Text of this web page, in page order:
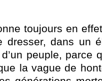
toujours en
dresser, dans un
peuple, parce
la vague de